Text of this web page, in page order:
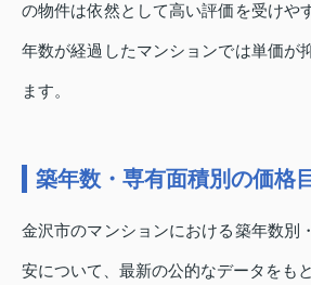
の物件は依然として高い評価を受けや
年数が経過したマンションでは単価が
ます。
築年数・専有面積別の価格
金沢市のマンションにおける築年数別
安について、最新の公的なデータをも